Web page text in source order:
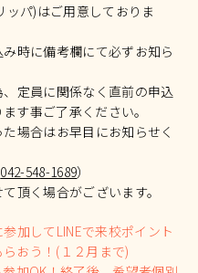
パ)はご用意しておりま
時に備考欄にて必ずお知ら
定員に関係なく直前の申込
す事ご了承ください。
場合はお早目にお知らせく
042-548-1689）
頂く場合がございます。
加してLINEで来校ポイント
おう！(１２月まで)